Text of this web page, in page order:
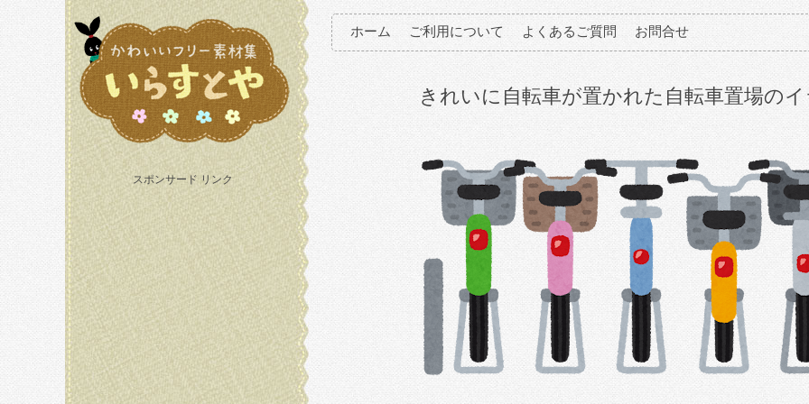
スポンサード リンク
ホーム ご利用について よくあるご質問 お問合せ
きれいに自転車が置かれた自転車置場の